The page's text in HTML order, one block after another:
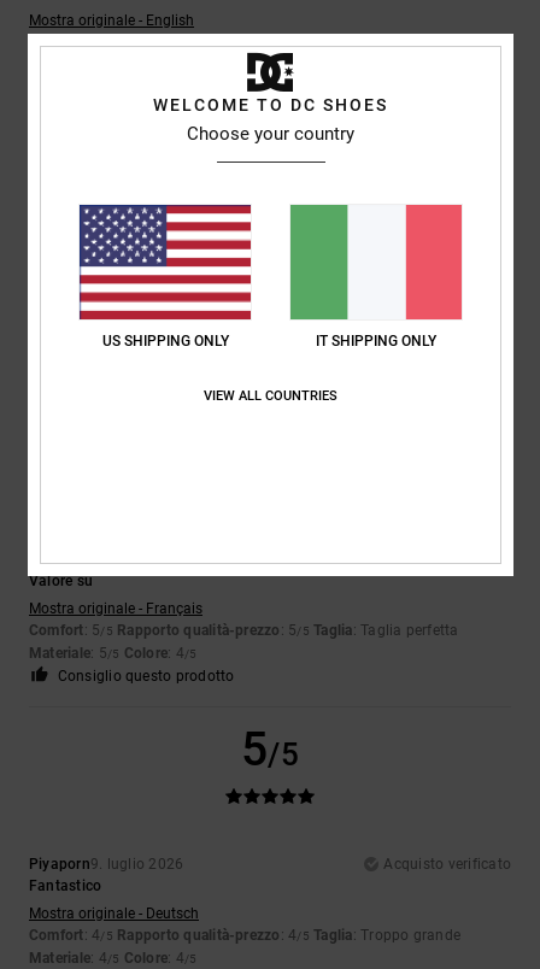
Mostra originale - English
Comfort: 5 Rapporto qualità-prezzo: 5 Taglia: Taglia perfetta
5/5
9. luglio 2026
Ottimo prezzo
Mostra originale - Castellano
Comfort: 4 Rapporto qualità-prezzo : 5 Taglia
: Taglia perfetta
: 4/5 Colore: 5/5
Jorris9. luglio 2026
Acquisto verificato
Valore su
Mostra originale - Français
Comfort: 5/5 Rapporto qualità-prezzo : 5/5 Taglia: Taglia perfetta
Materiale: 5/5 Colore: 4/5
Consiglio questo prodotto
5/5
Piyaporn9. luglio 2026
Acquisto verificato
Fantastico
Mostra originale - Deutsch
Comfort: 4/5 Rapporto qualità-prezzo : 4/5 Taglia: Troppo grande
Materiale: 4/5 Colore: 4/5
WELCOME TO DC SHOES
Choose your country
US SHIPPING ONLY IT SHIPPING ONLY
VIEW ALL COUNTRIES